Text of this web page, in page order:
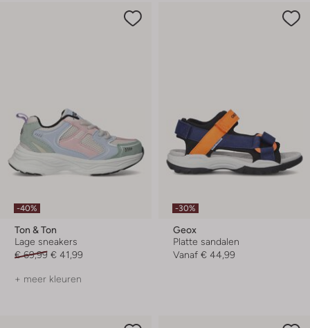
-40%
Ton & Ton
Lage sneakers
€ 69,99 € 41,99
+ meer kleuren
-30%
Geox
Platte sandalen
Vanaf € 44,99